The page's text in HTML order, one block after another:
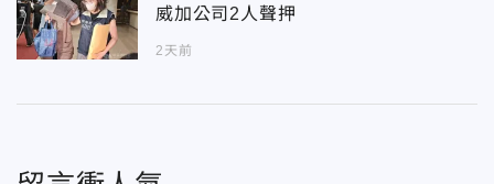
威加公司2人聲押
2天前